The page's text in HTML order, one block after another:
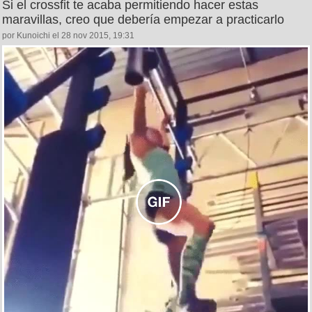
Si el crossfit te acaba permitiendo hacer estas
maravillas, creo que debería empezar a practicarlo
por Kunoichi el 28 nov 2015, 19:31